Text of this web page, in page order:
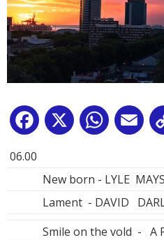
Facebook
X
06.00
New born - LYLE MAYS
Lament - DAVID
Smile on the vold - A